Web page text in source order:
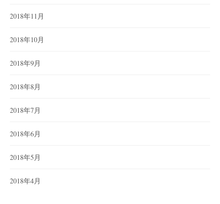
2018年11月
2018年10月
2018年9月
2018年8月
2018年7月
2018年6月
2018年5月
2018年4月